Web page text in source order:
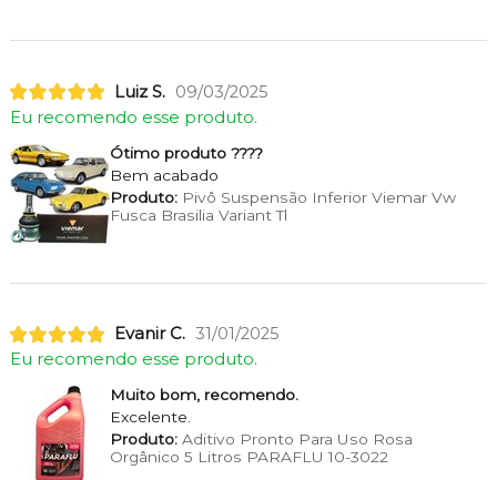
Luiz S. 09/03/2025
Eu recomendo esse produto.
Ótimo produto ????
Bem acabado
Produto:Pivô Suspensão Inferior Viemar Vw
Fusca Brasilia Variant Tl
Evanir C. 31/01/2025
Eu recomendo esse produto.
Muito bom, recomendo.
Excelente.
Produto:Aditivo Pronto Para Uso Rosa
Orgânico 5 Litros PARAFLU 10-3022